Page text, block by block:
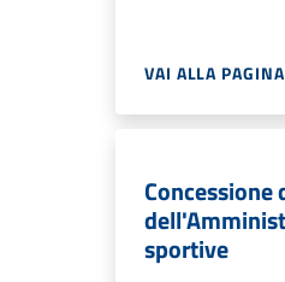
VAI ALLA PAGINA
sportive